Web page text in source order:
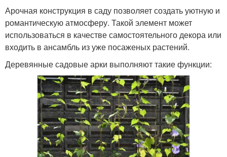
Арочная конструкция в саду позволяет создать уютную и
романтическую атмосферу. Такой элемент может
использоваться в качестве самостоятельного декора или
входить в ансамбль из уже посаженых растений.
Деревянные садовые арки выполняют такие функции: